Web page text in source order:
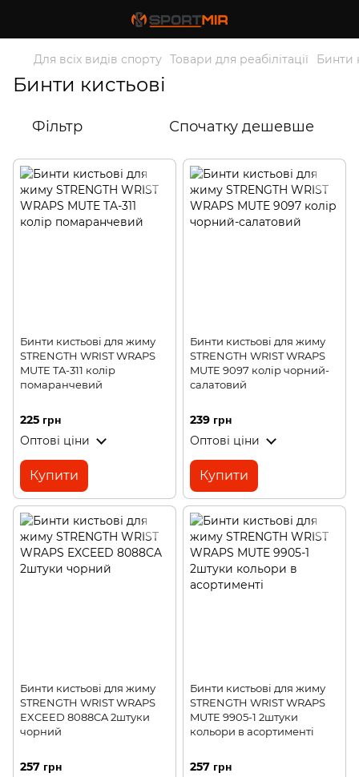
Для всіх видів спорту Товари для реабілітації Бинти
Бинти кистьові
Фільтр Спочатку дешевше
Бинти кистьові для жиму
STRENGTH WRIST WRAPS
MUTE TA-311 колір
помаранчевий
225 грн
Оптові ціни
Купити
Бинти кистьові для жиму
STRENGTH WRIST WRAPS
MUTE 9097 колір чорний-
салатовий
239 грн
Оптові ціни
Купити
Бинти кистьові для жиму
STRENGTH WRIST WRAPS
EXCEED 8088CA 2штуки
чорний
257 грн
Бинти кистьові для жиму
STRENGTH WRIST WRAPS
MUTE 9905-1 2штуки
кольори в асортименті
257 грн